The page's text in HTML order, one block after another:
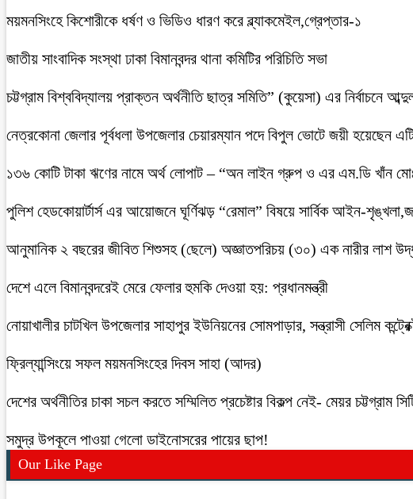
ময়মনসিংহে কিশোরীকে ধর্ষণ ও ভিডিও ধারণ করে ব্ল্যাকমেইল,গ্রেপ্তার-১
জাতীয় সাংবাদিক সংস্থা ঢাকা বিমানবন্দর থানা কমিটির পরিচিতি সভা
চট্টগ্রাম বিশ্ববিদ্যালয় প্রাক্তন অর্থনীতি ছাত্র সমিতি” (কুয়েসা) এর নির্বাচনে
নেত্রকোনা জেলার পূর্বধলা উপজেলার চেয়ারম্যান পদে বিপুল ভোটে জয়ী হয়েছেন
১৩৬ কোটি টাকা ঋণের নামে অর্থ লোপাট – “অন লাইন গ্রুপ ও এর এম.ডি খাঁন
পুলিশ হেডকোয়ার্টার্স এর আয়োজনে ঘূর্ণিঝড় “রেমাল” বিষয়ে সার্বিক আইন-
আনুমানিক ২ বছরের জীবিত শিশুসহ (ছেলে) অজ্ঞাতপরিচয় (৩০) এক নারীর লাশ
দেশে এলে বিমানবন্দরেই মেরে ফেলার হুমকি দেওয়া হয়: প্রধানমন্ত্রী
নোয়াখালীর চাটখিল উপজেলার সাহাপুর ইউনিয়নের সোমপাড়ার, সন্ত্রাসী সেলিম
ফ্রিল্যান্সিংয়ে সফল ময়মনসিংহের দিবস সাহা (আদর)
দেশের অর্থনীতির চাকা সচল করতে সম্মিলিত প্রচেষ্টার বিকল্প নেই- মেয়র চট্টগ্রাম
সমুদ্র উপকূলে পাওয়া গেলো ডাইনোসরের পায়ের ছাপ!
Our Like Page